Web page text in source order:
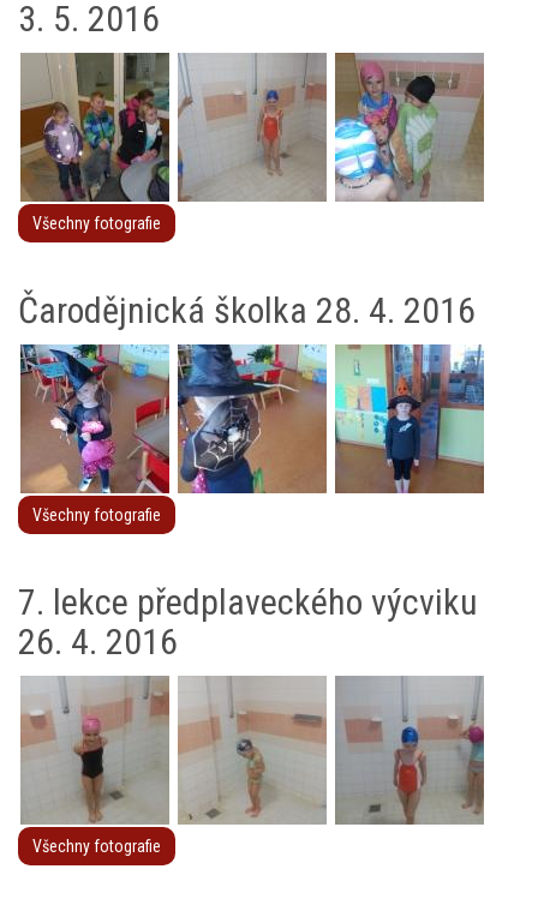
3. 5. 2016
Všechny fotografie
Čarodějnická školka 28. 4. 2016
Všechny fotografie
7. lekce předplaveckého výcviku
26. 4. 2016
Všechny fotografie